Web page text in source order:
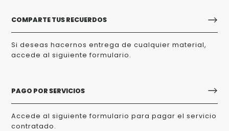
COMPARTE TUS RECUERDOS
Si deseas hacernos entrega de cualquier material,
accede al siguiente formulario.
PAGO POR SERVICIOS
Accede al siguiente formulario para pagar el servicio
contratado.